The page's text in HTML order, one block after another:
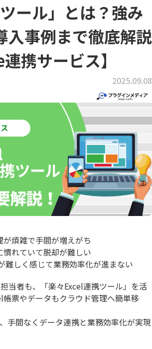
ール」とは？強み
入事例まで徹底解説
携サービス】
2025.09.08
が煩雑で手間が増えがち
慣れていて脱却が難しい
難しく感じて業務効率化が進まない
当者も、「楽々Excel連携ツール」を活
帳票やデータもクラウド管理へ簡単移
手間なくデータ連携と業務効率化が実現